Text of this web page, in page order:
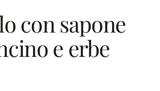
con sapone
e erbe